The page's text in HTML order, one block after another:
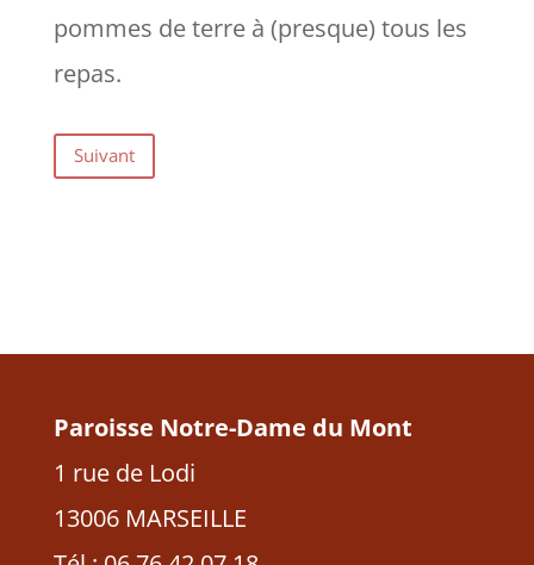
pommes de terre à (presque) tous les
repas.
Suivant
Paroisse Notre-Dame du Mont
1 rue de Lodi
13006 MARSEILLE